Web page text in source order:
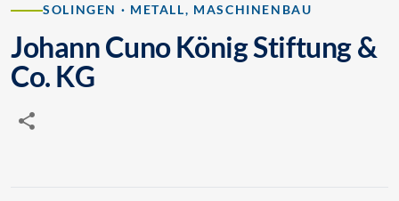
SOLINGEN · METALL, MASCHINENBAU
Johann Cuno König Stiftung &
Co. KG